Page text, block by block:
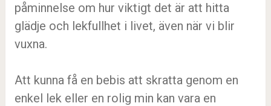
påminnelse om hur viktigt det är att hitta
glädje och lekfullhet i livet, även när vi blir
vuxna.
Att kunna få en bebis att skratta genom en
enkel lek eller en rolig min kan vara en